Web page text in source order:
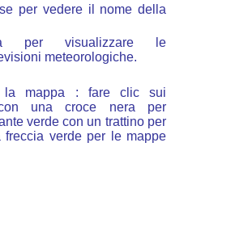
per vedere il nome della
per visualizzare le
meteorologiche.
la mappa : fare clic sui
una croce nera per
verde con un trattino per
freccia verde per le mappe